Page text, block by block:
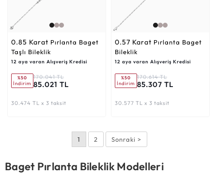
0.85 Karat
Taşlı Bileklik
12 aya varan Alışveriş Kredisi
%50
İndirim
170.041 TL
85.021 TL
30.474 TL x 3 taksit
0.57 Karat
Bileklik
12 aya varan Alışveriş Kredisi
%50
İndirim
170.614 TL
85.307 TL
30.577 TL x 3 taksit
1 2 Sonraki >
Baget Pırlanta Bileklik Modelleri